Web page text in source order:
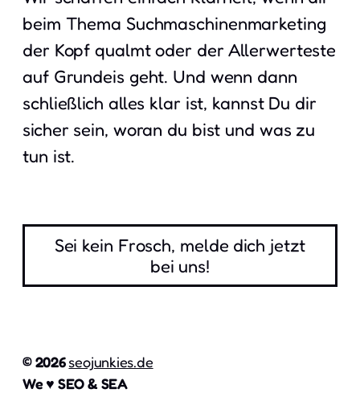
beim Thema Suchmaschinenmarketing
der Kopf qualmt oder der Allerwerteste
auf Grundeis geht. Und wenn dann
schließlich alles klar ist, kannst Du dir
sicher sein, woran du bist und was zu
tun ist.
Sei kein Frosch, melde dich jetzt
bei uns!
© 2026seojunkies.de
We ♥ SEO & SEA